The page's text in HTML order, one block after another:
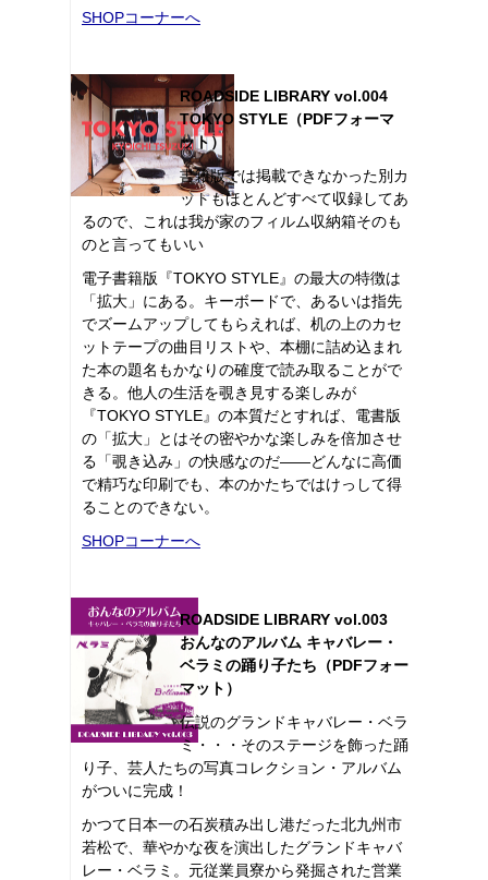
SHOPコーナーへ
ROADSIDE LIBRARY vol.004
TOKYO STYLE（PDFフォーマ
ット）
書籍版では掲載できなかった別カ
ットもほとんどすべて収録してあ
るので、これは我が家のフィルム収納箱そのも
のと言ってもいい
電子書籍版『TOKYO STYLE』の最大の特徴は
「拡大」にある。キーボードで、あるいは指先
でズームアップしてもらえれば、机の上のカセ
ットテープの曲目リストや、本棚に詰め込まれ
た本の題名もかなりの確度で読み取ることがで
きる。他人の生活を覗き見する楽しみが
『TOKYO STYLE』の本質だとすれば、電書版
の「拡大」とはその密やかな楽しみを倍加させ
る「覗き込み」の快感なのだ――どんなに高価
で精巧な印刷でも、本のかたちではけっして得
ることのできない。
SHOPコーナーへ
ROADSIDE LIBRARY vol.003
おんなのアルバム キャバレー・
ベラミの踊り子たち（PDFフォー
マット）
伝説のグランドキャバレー・ベラ
ミ・・・そのステージを飾った踊
り子、芸人たちの写真コレクション・アルバム
がついに完成！
かつて日本一の石炭積み出し港だった北九州市
若松で、華やかな夜を演出したグランドキャバ
レー・ベラミ。元従業員寮から発掘された営業